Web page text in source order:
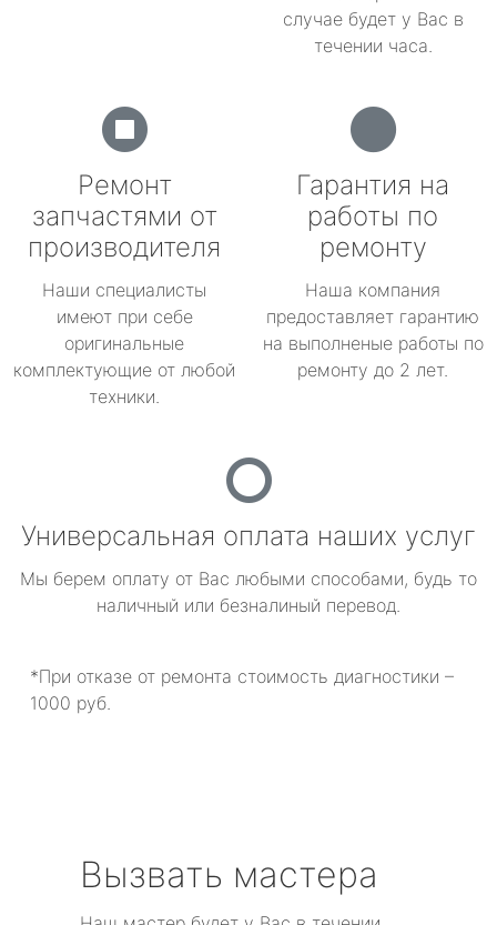
случае будет у Вас в
течении часа.
Ремонт
запчастями от
производителя
Наши специалисты
имеют при себе
оригинальные
комплектующие от любой
техники.
Гарантия на
работы по
ремонту
Наша компания
предоставляет гарантию
на выполненые работы по
ремонту до 2 лет.
Универсальная оплата наших услуг
Мы берем оплату от Вас любыми способами, будь то
наличный или безналиный перевод.
*При отказе от ремонта стоимость диагностики –
1000 руб.
Вызвать мастера